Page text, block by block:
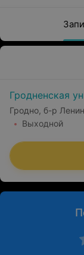
Гродненская
Гродно, б-р
Выходной